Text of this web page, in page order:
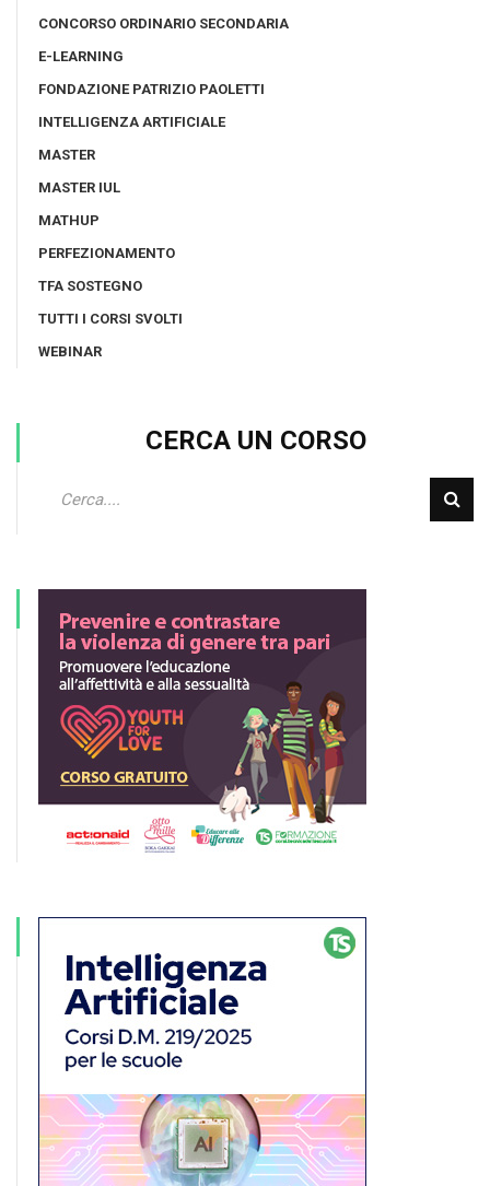
CONCORSO ORDINARIO SECONDARIA
E-LEARNING
FONDAZIONE PATRIZIO PAOLETTI
INTELLIGENZA ARTIFICIALE
MASTER
MASTER IUL
MATHUP
PERFEZIONAMENTO
TFA SOSTEGNO
TUTTI I CORSI SVOLTI
WEBINAR
CERCA UN CORSO